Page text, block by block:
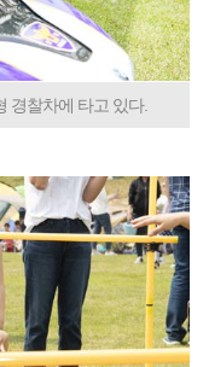
경찰차에 타고 있다.